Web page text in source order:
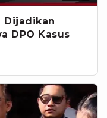
Dijadikan
DPO Kasus